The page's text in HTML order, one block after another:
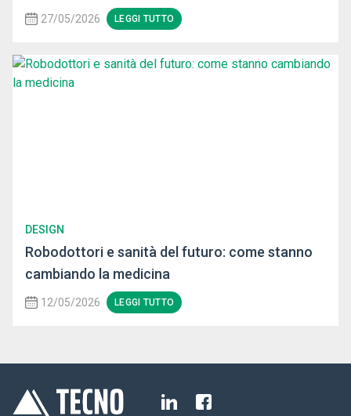
27/05/2026 LEGGI TUTTO
DESIGN
Robodottori e sanità del futuro: come stanno
cambiando la medicina
12/05/2026 LEGGI TUTTO